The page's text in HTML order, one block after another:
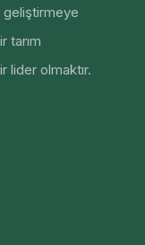
geliştirmeye
tarım
lider olmaktır.